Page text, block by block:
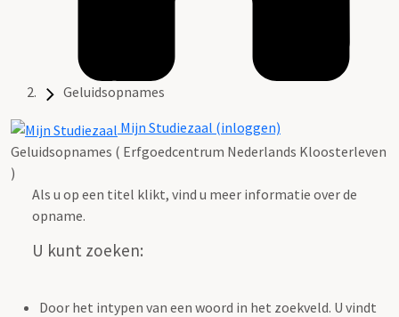
Geluidsopnames
Mijn Studiezaal (inloggen)
Geluidsopnames ( Erfgoedcentrum Nederlands Kloosterleven
)
Als u op een titel klikt, vind u meer informatie over de
opname.
U kunt zoeken:
Door het intypen van een woord in het zoekveld. U vindt